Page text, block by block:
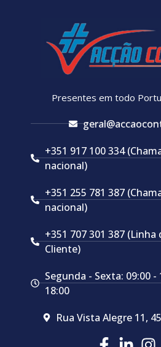
Presentes em todo
+351 917 100 334
nacional)
+351 255 781 387
nacional)
+351 707 301 387 (Linha
Cliente)
Segunda - Sexta: 09:00 -
18:00
Rua Vista Alegre 11,